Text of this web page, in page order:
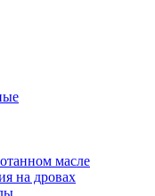
масле
на дровах